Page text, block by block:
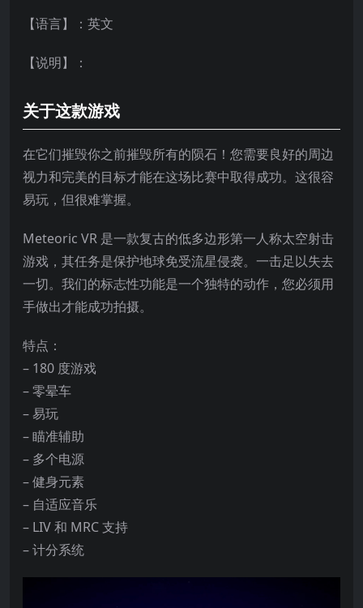
【语言】：英文
【说明】：
关于这款游戏
在它们摧毁你之前摧毁所有的陨石！您需要良好的周边
视力和完美的目标才能在这场比赛中取得成功。这很容
易玩，但很难掌握。
Meteoric VR 是一款复古的低多边形第一人称太空射击
游戏，其任务是保护地球免受流星侵袭。一击足以失去
一切。我们的标志性功能是一个独特的动作，您必须用
手做出才能成功拍摄。
特点：
– 180 度游戏
– 零晕车
– 易玩
– 瞄准辅助
– 多个电源
– 健身元素
– 自适应音乐
– LIV 和 MRC 支持
– 计分系统